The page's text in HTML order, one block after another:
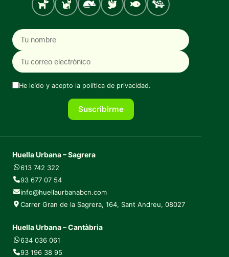
Perro Gato Roedores
Aves PecesTortugas
Nombre
Correo electrónico
He leído y acepto la política de privacidad.
Suscribirme
Huella Urbana – Sagrera
613 742 322
93 677 07 54
info@huellaurbanabcn.com
Carrer Gran de la Sagrera, 164, Sant Andreu, 08027
Huella Urbana – Cantàbria
634 036 061
93 196 38 95